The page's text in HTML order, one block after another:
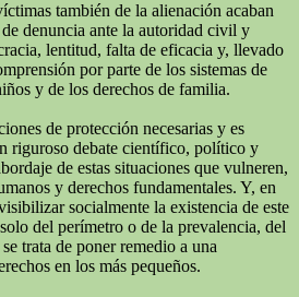
también de la alienación acaban
denuncia ante la autoridad civil y
lentitud, falta de eficacia y, llevado
por parte de los sistemas de
y de los derechos de familia.
de protección necesarias y es
riguroso debate científico, político y
de estas situaciones que vulneren,
y derechos fundamentales. Y, en
socialmente la existencia de este
del perímetro o de la prevalencia, del
trata de poner remedio a una
en los más pequeños.